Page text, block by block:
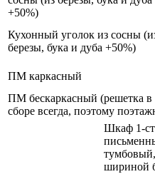
+50%)
Кухонный уголок из сосны
березы, бука и дуба +50%)
ПМ каркасный
ПМ бескаркасный (решетка в
сборе всегда, поэтому
Шкаф 1-
шириной